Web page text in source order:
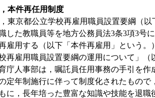
本件再任用制度
東京都公立学校再雇用職員設置要綱（以
した教職員等を地方公務員法3条3項3号
雇用する（以下「本件再雇用」という
再雇用職員設置要綱の運用について」
庁人事部は，嘱託員任用事務の手引を
定年制施行に伴って制度化されたもの
に，長年培った豊富な知識や技能を退